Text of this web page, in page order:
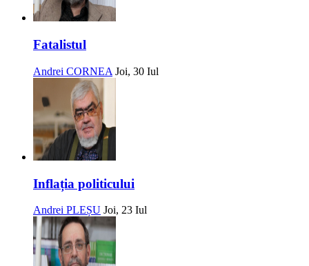
Fatalistul
Andrei CORNEA Joi, 30 Iul
Inflația politicului
Andrei PLEȘU Joi, 23 Iul